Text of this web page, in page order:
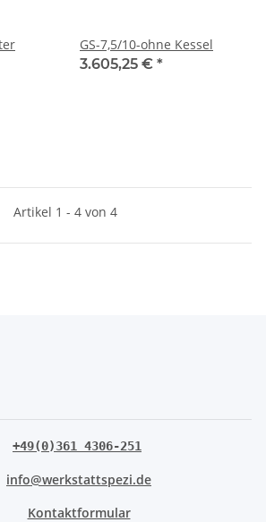
GS-7,5/10-ohne Kessel
3.605,25 € *
Artikel 1 - 4 von 4
+49(0)361 4306-251
info@werkstattspezi.de
Kontaktformular